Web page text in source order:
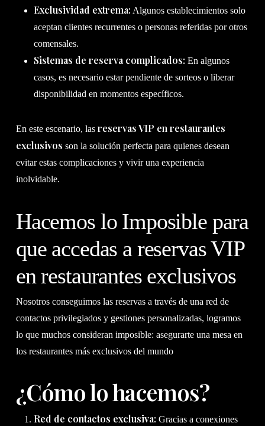
Exclusividad extrema: Algunos establecimientos solo
aceptan clientes recurrentes o personas referidas por otros
comensales.
Sistemas de reserva complicados: En algunos
casos, es necesario estar pendiente de sorteos o liberar
disponibilidad en momentos específicos.
En este escenario, las reservas VIP en restaurantes
exclusivos son la solución perfecta para quienes desean
evitar estas complicaciones y vivir una experiencia
inolvidable.
Hacemos lo Imposible para
que accedas a reservas VIP
en restaurantes exclusivos
Nosotros conseguimos las reservas a través de una red de
contactos privilegiados y gestiones personalizadas, logramos
lo que muchos consideran imposible: asegurarte una mesa en
los restaurantes más exclusivos del mundo
¿Cómo lo hacemos?
Red de contactos exclusiva: Gracias a conexiones